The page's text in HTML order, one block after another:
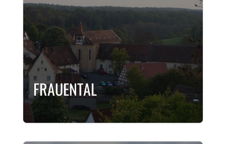
FRAUENTAL